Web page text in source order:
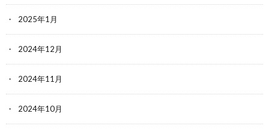
2025年1月
2024年12月
2024年11月
2024年10月